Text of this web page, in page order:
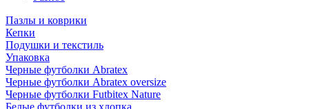
Пазлы и коврики
Кепки
Подушки и текстиль
Упаковка
Черные футболки Abratex
Черные футболки Abratex oversize
Черные футболки Futbitex Nature
Белые футболки из хлопка